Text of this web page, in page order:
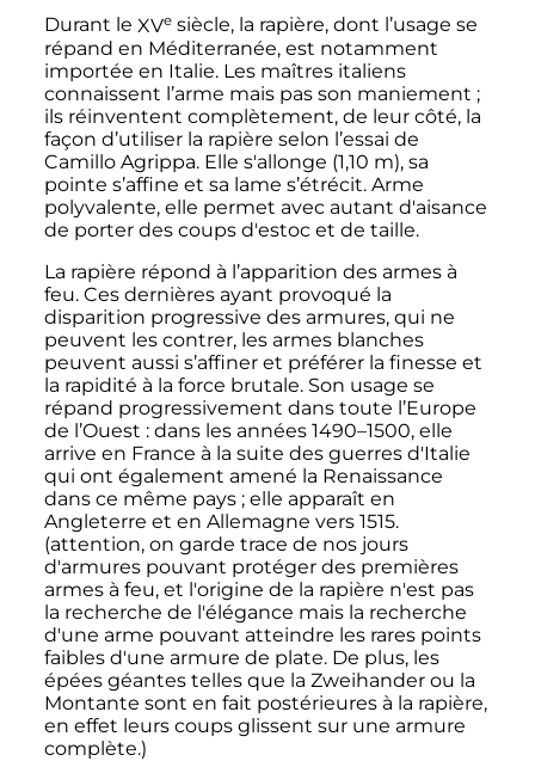
Durant le XVe siècle, la rapière, dont l’usage se
répand en Méditerranée, est notamment
importée en Italie. Les maîtres italiens
connaissent l’arme mais pas son maniement ;
ils réinventent complètement, de leur côté, la
façon d’utiliser la rapière selon l’essai de
Camillo Agrippa. Elle s'allonge (1,10 m), sa
pointe s’affine et sa lame s’étrécit. Arme
polyvalente, elle permet avec autant d'aisance
de porter des coups d'estoc et de taille.
La rapière répond à l’apparition des armes à
feu. Ces dernières ayant provoqué la
disparition progressive des armures, qui ne
peuvent les contrer, les armes blanches
peuvent aussi s’affiner et préférer la finesse et
la rapidité à la force brutale. Son usage se
répand progressivement dans toute l’Europe
de l’Ouest : dans les années 1490–1500, elle
arrive en France à la suite des guerres d'Italie
qui ont également amené la Renaissance
dans ce même pays ; elle apparaît en
Angleterre et en Allemagne vers 1515.
(attention, on garde trace de nos jours
d'armures pouvant protéger des premières
armes à feu, et l'origine de la rapière n'est pas
la recherche de l'élégance mais la recherche
d'une arme pouvant atteindre les rares points
faibles d'une armure de plate. De plus, les
épées géantes telles que la Zweihander ou la
Montante sont en fait postérieures à la rapière,
en effet leurs coups glissent sur une armure
complète.)